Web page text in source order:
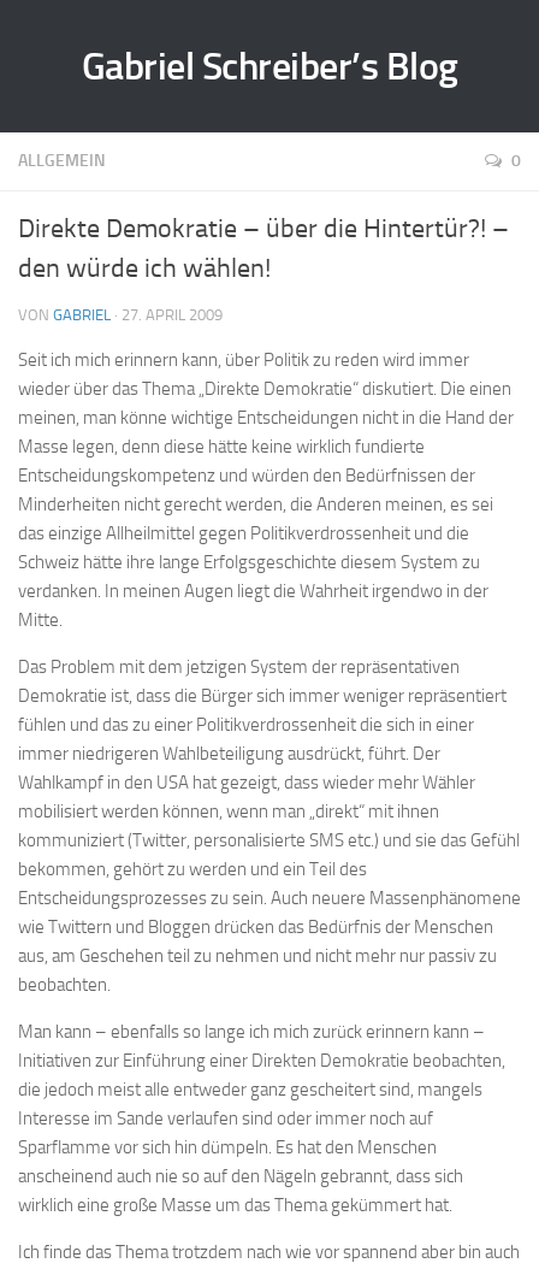
Gabriel Schreiber’s Blog
ALLGEMEIN 0
Direkte Demokratie – über die Hintertür?! –
den würde ich wählen!
VON GABRIEL · 27. APRIL 2009
Seit ich mich erinnern kann, über Politik zu reden wird immer
wieder über das Thema „Direkte Demokratie“ diskutiert. Die einen
meinen, man könne wichtige Entscheidungen nicht in die Hand der
Masse legen, denn diese hätte keine wirklich fundierte
Entscheidungskompetenz und würden den Bedürfnissen der
Minderheiten nicht gerecht werden, die Anderen meinen, es sei
das einzige Allheilmittel gegen Politikverdrossenheit und die
Schweiz hätte ihre lange Erfolgsgeschichte diesem System zu
verdanken. In meinen Augen liegt die Wahrheit irgendwo in der
Mitte.
Das Problem mit dem jetzigen System der repräsentativen
Demokratie ist, dass die Bürger sich immer weniger repräsentiert
fühlen und das zu einer Politikverdrossenheit die sich in einer
immer niedrigeren Wahlbeteiligung ausdrückt, führt. Der
Wahlkampf in den USA hat gezeigt, dass wieder mehr Wähler
mobilisiert werden können, wenn man „direkt“ mit ihnen
kommuniziert (Twitter, personalisierte SMS etc.) und sie das Gefühl
bekommen, gehört zu werden und ein Teil des
Entscheidungsprozesses zu sein. Auch neuere Massenphänomene
wie Twittern und Bloggen drücken das Bedürfnis der Menschen
aus, am Geschehen teil zu nehmen und nicht mehr nur passiv zu
beobachten.
Man kann – ebenfalls so lange ich mich zurück erinnern kann –
Initiativen zur Einführung einer Direkten Demokratie beobachten,
die jedoch meist alle entweder ganz gescheitert sind, mangels
Interesse im Sande verlaufen sind oder immer noch auf
Sparflamme vor sich hin dümpeln. Es hat den Menschen
anscheinend auch nie so auf den Nägeln gebrannt, dass sich
wirklich eine große Masse um das Thema gekümmert hat.
Ich finde das Thema trotzdem nach wie vor spannend aber bin auch